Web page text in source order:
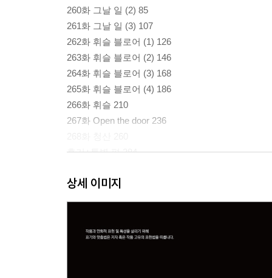
260화 그날 일 (2) 85
261화 그날 일 (3) 107
262화 휘슬 블로어 (1) 126
263화 휘슬 블로어 (2) 146
264화 휘슬 블로어 (3) 168
265화 휘슬 블로어 (4) 186
266화 휘슬 210
267화 Open the door 236
후기+특별 편 284
상세 이미지